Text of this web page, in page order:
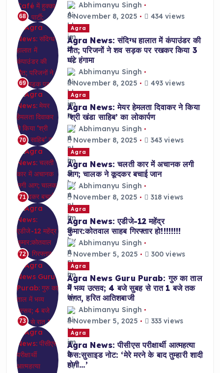
68
Abhimanyu Singh
November 8, 2025
434 views
69
Agra
Agra News: संदिग्ध हालात में कंपाउंडर की
मौत; परिजनों ने शव सड़क पर रखकर किया 3
घंटे हंगामा
Abhimanyu Singh
November 8, 2025
493 views
70
Agra
Agra News: मेयर हेमलता दिवाकर ने किया
‘श्री खंडा साहिब’ का लोकार्पण
Abhimanyu Singh
November 8, 2025
343 views
71
Agra
Agra News: चलती कार में अचानक लगी
आग; चालक ने कूदकर बचाई जान
Abhimanyu Singh
November 8, 2025
318 views
72
Agra
Agra News: एडीजे-12 महेंद्र
कुमार:कोतवाल साहब गिरफ्तार हो!!!!!!!!
Abhimanyu Singh
November 5, 2025
300 views
73
Agra
Agra News Guru Purab: गुरु का ताल
में भव्य उत्सव; 4 बजे सुबह से रात 1 बजे तक
संगत, हरित आतिशबाजी
Abhimanyu Singh
November 5, 2025
333 views
Agra
Agra News: पीसीएस परीक्षार्थी आत्महत्या
केस:सुसाइड नोट: ‘मेरे मरने के बाद तुम्हारी शादी
होगी…’